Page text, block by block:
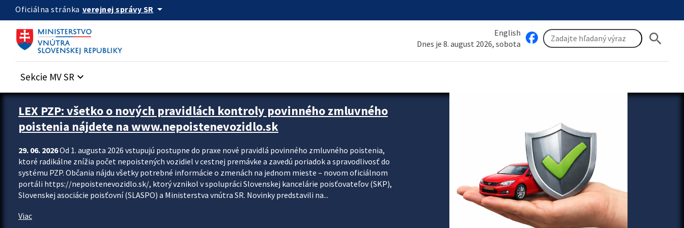
Preskocit na hlavný obsah
Oficiálna stránka verejnej správy SR arrow_drop_down
English
Dnes je 8. august 2026, sobota
search
Sekcie MV SR keyboard_arrow_down
Zastavit automatický posun upútavok
LEX PZP: všetko o nových pravidlách kontroly povinného zmluvného
poistenia nájdete na www.nepoistenevozidlo.sk
29. 06. 2026Od 1. augusta 2026 vstupujú postupne do praxe nové pravidlá povinného zmluvného poistenia,
ktoré radikálne znížia počet nepoistených vozidiel v cestnej premávke a zavedú poriadok a spravodlivosť do
systému PZP. Občania nájdu všetky potrebné informácie o zmenách na jednom mieste – novom oficiálnom
portáli https://nepoistenevozidlo.sk/, ktorý vznikol v spolupráci Slovenskej kancelárie poisťovateľov (SKP),
Slovenskej asociácie poisťovní (SLASPO) a Ministerstva vnútra SR. Novinky predstavili na...
Viac